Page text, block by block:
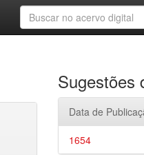
Sugestões
Data de
1654